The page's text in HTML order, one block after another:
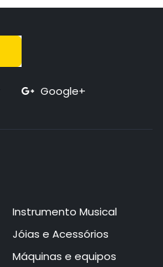
Google+
Instrumento Musical
Jóias e Acessórios
Máquinas e equipos